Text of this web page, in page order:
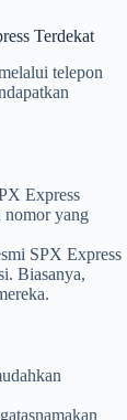
Terdekat
telepon
Express
yang
SPX Express
Biasanya,